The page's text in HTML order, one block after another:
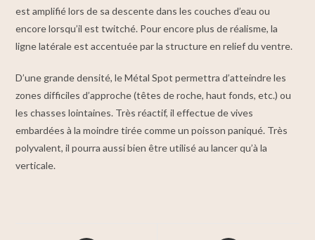
est amplifié lors de sa descente dans les couches d’eau ou
encore lorsqu’il est twitché. Pour encore plus de réalisme, la
ligne latérale est accentuée par la structure en relief du ventre.
D’une grande densité, le Métal Spot permettra d’atteindre les
zones difficiles d’approche (têtes de roche, haut fonds, etc.) ou
les chasses lointaines. Très réactif, il effectue de vives
embardées à la moindre tirée comme un poisson paniqué. Très
polyvalent, il pourra aussi bien être utilisé au lancer qu’à la
verticale.